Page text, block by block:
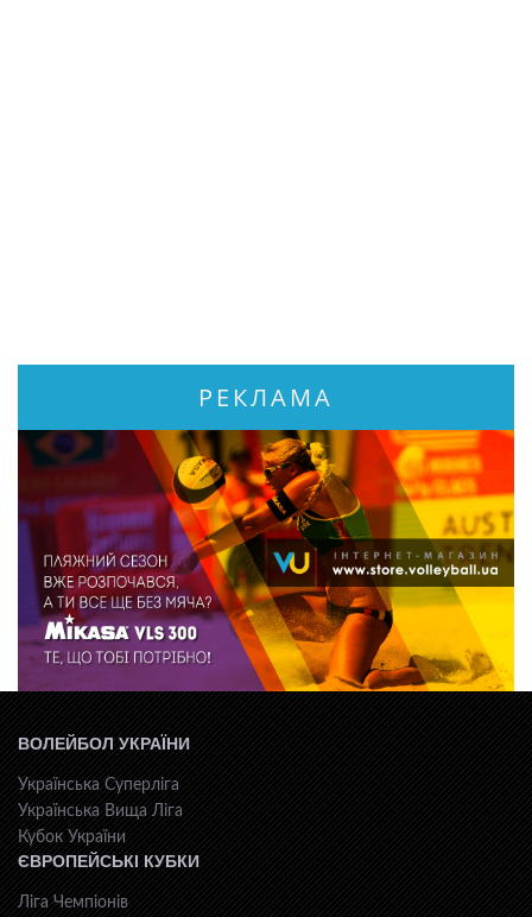
РЕКЛАМА
ВОЛЕЙБОЛ УКРАЇНИ
Українська Суперліга
Українська Вища Ліга
Кубок України
ЄВРОПЕЙСЬКІ КУБКИ
Ліга Чемпіонів